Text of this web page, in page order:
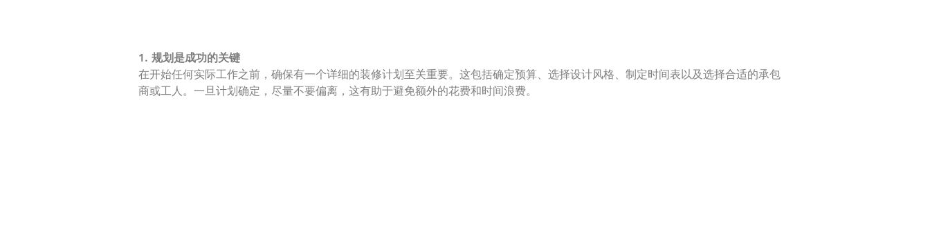
1. 规划是成功的关键
在开始任何实际工作之前，确保有一个详细的装修计划至关重要。这包括确定预算、选择设计风格、制定时间表以及选择合适的承包
商或工人。一旦计划确定，尽量不要偏离，这有助于避免额外的花费和时间浪费。